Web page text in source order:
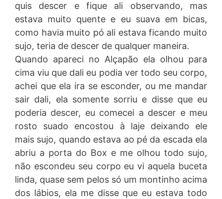
quis descer e fique ali observando, mas
estava muito quente e eu suava em bicas,
como havia muito pó ali estava ficando muito
sujo, teria de descer de qualquer maneira.
Quando apareci no Alçapão ela olhou para
cima viu que dali eu podia ver todo seu corpo,
achei que ela ira se esconder, ou me mandar
sair dali, ela somente sorriu e disse que eu
poderia descer, eu comecei a descer e meu
rosto suado encostou à laje deixando ele
mais sujo, quando estava ao pé da escada ela
abriu a porta do Box e me olhou todo sujo,
não escondeu seu corpo eu vi aquela buceta
linda, quase sem pelos só um montinho acima
dos lábios, ela me disse que eu estava todo